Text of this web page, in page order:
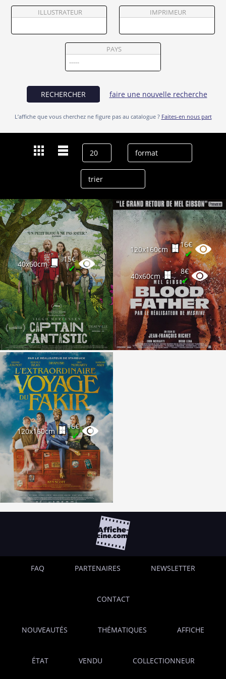
Vendre
ILLUSTRATEUR IMPRIMEUR
PAYS
RECHERCHER faire une nouvelle recherche
L’affiche que vous cherchez ne figure pas au catalogue ? Faites-en nous part
40x60cm
15€
✔
120x160cm
16€
✔
40x60cm
8€
✔
120x160cm
16€
✔
FAQ PARTENAIRES NEWSLETTER
CONTACT
NOUVEAUTÉS THÉMATIQUES AFFICHE
ÉTAT VENDU COLLECTIONNEUR